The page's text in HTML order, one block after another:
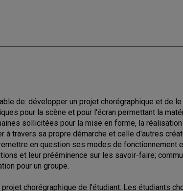
de: développer un projet chorégraphique et de
pour la scène et pour l'écran permettant la
sollicitées pour la mise en forme, la
à travers sa propre démarche et celle d'autres
en question ses modes de fonctionnement
et leur prééminence sur les savoir-faire;
pour un groupe.
chorégraphique de l'étudiant. Les étudiants